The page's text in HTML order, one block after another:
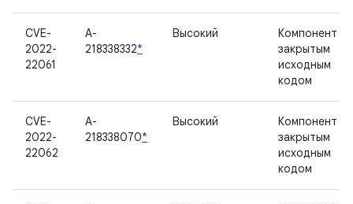
CVE-
2022-
22061
A-
218338332*
Высокий
Компонент с
закрытым
исходным
кодом
CVE-
2022-
22062
A-
218338070*
Высокий
Компонент с
закрытым
исходным
кодом